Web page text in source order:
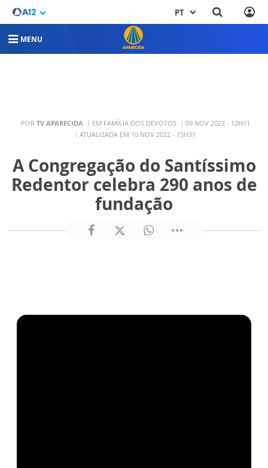
PT
MENU
POR TV APARECIDA EM FAMÍLIA DOS DEVOTOS
09 NOV 2022 - 12H11
ATUALIZADA EM 10 NOV 2022 - 15H31
A Congregação do Santíssimo
Redentor celebra 290 anos de
fundação